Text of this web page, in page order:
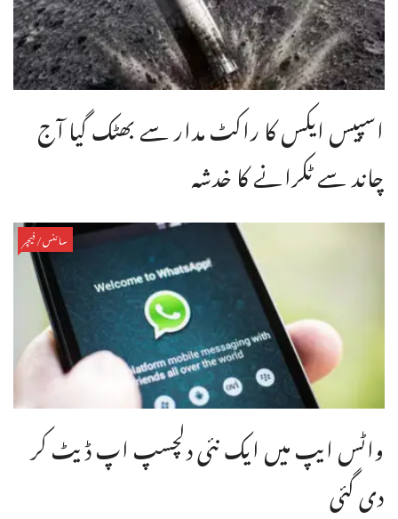
اسپیس ایکس کا راکٹ مدار سے بھٹک گیا آج
چاند سے ٹکرانے کا خدشہ
سائنس/فیچر
واٹس ایپ میں ایک نئی دلچسپ اپ ڈیٹ کر
دی گئی